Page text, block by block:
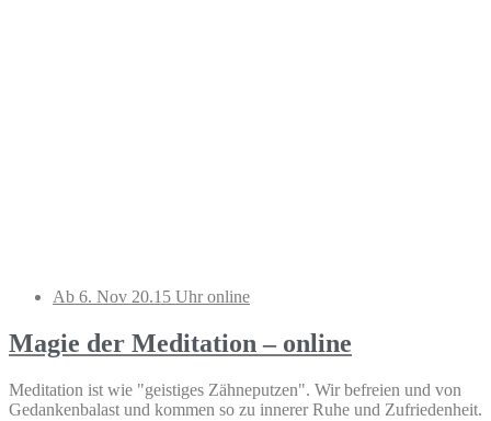
Ab 6. Nov 20.15 Uhr online
Magie der Meditation – online
Meditation ist wie "geistiges Zähneputzen". Wir befreien und von
Gedankenbalast und kommen so zu innerer Ruhe und Zufriedenheit.